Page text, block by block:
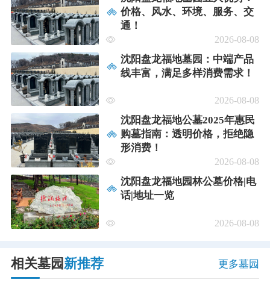
价格、风水、环境、服务、交
通！
2026-08-08
沈阳盘龙福地墓园：中端产品
线丰富，满足多样消费需求！
2026-08-08
沈阳盘龙福地公墓2025年惠民
购墓指南：透明价格，拒绝隐
形消费！
2026-08-08
沈阳盘龙福地园林公墓价格|电
话|地址一览
2026-08-08
相关墓园新推荐 更多墓园